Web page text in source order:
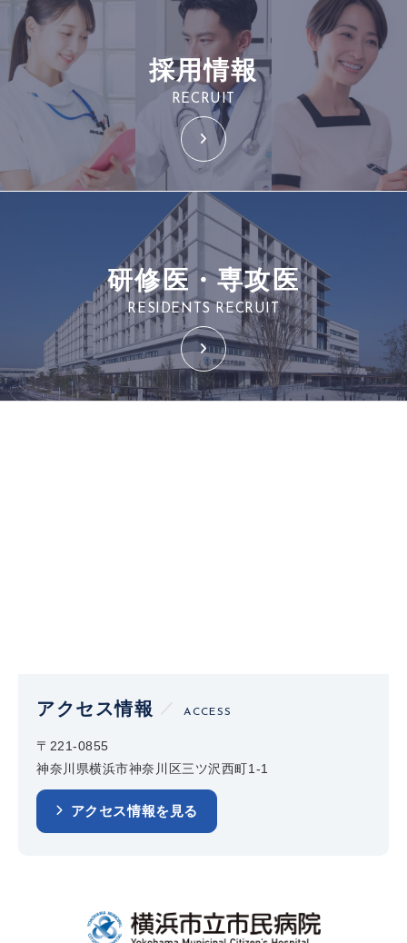
採用情報
RECRUIT
研修医・専攻医
RESIDENTS RECRUIT
アクセス情報 ACCESS
〒221-0855
神奈川県横浜市神奈川区三ツ沢西町1-1
アクセス情報を見る